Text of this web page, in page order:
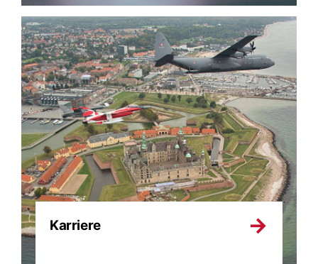
Karriere